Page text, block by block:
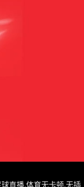
直播,体育无卡顿,无插